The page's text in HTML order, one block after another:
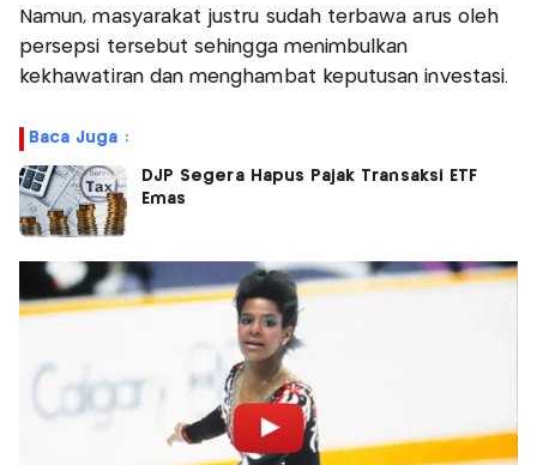
Namun, masyarakat justru sudah terbawa arus oleh
persepsi tersebut sehingga menimbulkan
kekhawatiran dan menghambat keputusan investasi.
Baca Juga :
DJP Segera Hapus Pajak Transaksi ETF
Emas